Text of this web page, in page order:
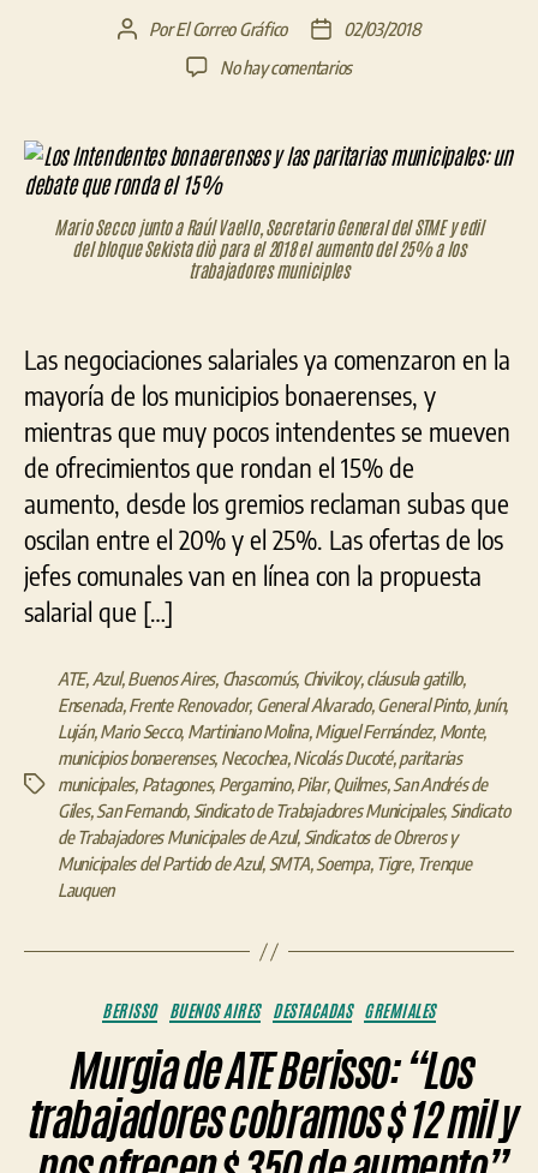
AutorPorEl Correo Gráfico
Fecha
de
02/03/2018
No hay comentariosen
bonaerenses
y
paritarias
municipales:
un
ronda
15%
Mario Secco junto a Raúl Vaello, Secretario General del STME y edil
del bloque Sekista diò para el 2018 el aumento del 25% a los
trabajadores municiples
Las negociaciones salariales ya comenzaron en la
mayoría de los municipios bonaerenses, y
mientras que muy pocos intendentes se mueven
de ofrecimientos que rondan el 15% de
aumento, desde los gremios reclaman subas que
oscilan entre el 20% y el 25%. Las ofertas de los
jefes comunales van en línea con la propuesta
salarial que […]
Etiquetas
ATE, Azul,Buenos Aires, Chascomús, Chivilcoy,cláusula gatillo,
Ensenada,Frente Renovador, General Alvarado,General Pinto, Junín,
Luján,Mario Secco, Martiniano Molina,Miguel Fernández, Monte,
municipios bonaerenses, Necochea,Nicolás Ducoté,paritarias
municipales, Patagones, Pergamino,Pilar,Quilmes,San Andrés de
Giles,San Fernando, Sindicato de Trabajadores Municipales, Sindicato
de Trabajadores Municipales de Azul, Sindicatos de Obreros y
Municipales del Partido de Azul, SMTA,Soempa, Tigre, Trenque
Lauquen
Categorías
BERISSO BUENOS AIRES DESTACADAS GREMIALES
Murgia de ATE Berisso: “Los
trabajadores cobramos $ 12 mil y